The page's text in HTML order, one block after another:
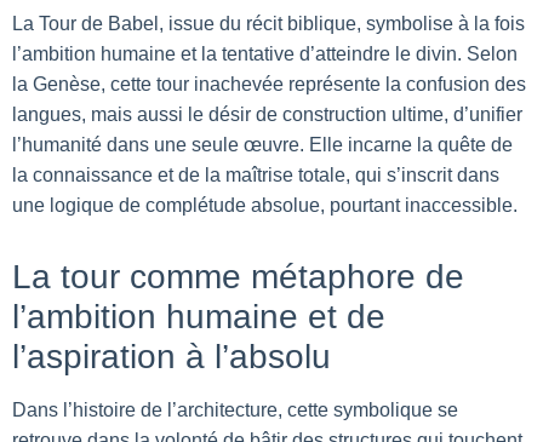
La Tour de Babel, issue du récit biblique, symbolise à la fois
l’ambition humaine et la tentative d’atteindre le divin. Selon
la Genèse, cette tour inachevée représente la confusion des
langues, mais aussi le désir de construction ultime, d’unifier
l’humanité dans une seule œuvre. Elle incarne la quête de
la connaissance et de la maîtrise totale, qui s’inscrit dans
une logique de complétude absolue, pourtant inaccessible.
La tour comme métaphore de
l’ambition humaine et de
l’aspiration à l’absolu
Dans l’histoire de l’architecture, cette symbolique se